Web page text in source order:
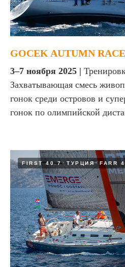
GOCEK AUTUMN
3–7 ноября 2025 |
Захватывающая смесь
гонок среди островов и
гонок по олимпийской
FIRST 40.7 ТУРЦИЯ FARR